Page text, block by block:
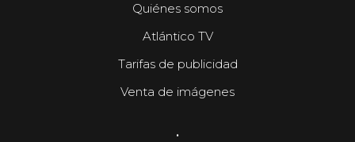
Quiénes somos
Atlántico TV
Tarifas de publicidad
Venta de imágenes
.